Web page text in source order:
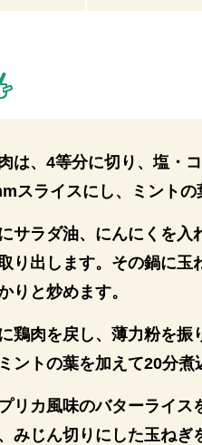
肉は、4等分に切り、塩・
スライスにし、ミントの
にサラダ油、にんにくを
り出します。その鍋に玉
りと炒めます。
鶏肉を戻し、薄力粉を振
ントの葉を加えて20分煮
プリカ風味のバターライ
みじん切りにした玉ねぎ